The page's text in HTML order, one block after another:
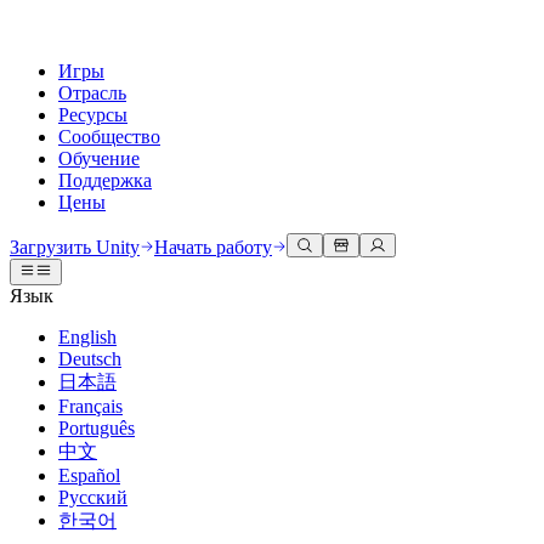
Игры
Отрасль
Ресурсы
Сообщество
Обучение
Поддержка
Цены
Движок Unity
Создавайте 2D и 3D игры для любой платформы
Совместная работа
Сотрудничайте и быстро вносите изменения с вашей командой
Загрузить Unity
Тарифы и цены
Развертывание
Многоплатформенность
3D сотрудничество
Создавайте и просматривайте 3D проекты в реальном времени
Иммерсивное обучение
Обучение в иммерсивных средах
Пользовательские опыты
Создавайте интерактивные 3D опыты
Отрасли
Производство
Документация
Инструменты для разработчиков
Версии релизов и трекер проблем
План развития
Обзор предстоящих функций
Глоссарий
Обсуждения
События
Глобальные и местные события
Истории сообщества
Made with Unity
Показ Unity-креаторов
Unity Learn
Освойте навыки Unity бесплатно
Профессиональное обучение
Повышайте уровень своей команды с тренерами Unity
Не использовали Unity раньше
С чего начать
Приступите к обучению
Основные пути Unity
Получить помощь
Помогаем вам добиться успеха с Unity
Планы успеха
Достигайте своих целей быстрее с помощью экспертов
FAQ
Ответы на часто задаваемые вопросы
Связаться с нами
Свяжитесь с нашей командой
Загрузить Unity Начать работу
Язык
English
Deutsch
日本語
Français
Português
中文
Español
Русский
한국어